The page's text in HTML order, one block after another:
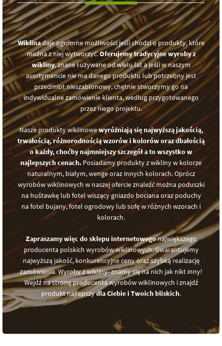
Wiklinadaje ogromne możliwości jeśli chodzi o produkty, które
można z niej wytworzyć.Oferujemy tradycyjne wyroby z
wikliny, znane i używane od wielu lat a jeśli w naszym
asortymencie nie ma danego produktu lub potrzebny jest
przedmiot nieszablonowy, chętnie stworzymy go na
indywidualne zamówienie klienta, według przygotowanego
przez niego projektu.
Nasze produkty wiklinowewyróżniają się najwyższą jakością,
trwałością, różnorodnością wzorów i kolorów oraz dbałością
o każdy, choćby najmniejszy szczegół a to wszystko w
najlepszych cenach. Posiadamy produkty z wikliny w kolorze
naturalnym, białym, wenge oraz innych kolorach. Oprócz
wyrobów wiklinowych w naszej ofercie znaleźć można poduszki
na huśtawkę lub fotel wiszący gniazdo bociana oraz poduchy
na fotel bujany, fotel ogrodowy lub sofę w różnych wzorach i
kolorach.
Zapraszamy więc do sklepu internetowegonajwiększego
producenta polskich wyrobów wiklinowych. Gwarantujemy
najwyższą jakość, konkurencyjne ceny oraz szybką realizację
zamówienia. Wyroby z wikliny- znamy się na nich jak nikt inny!
Wejdź na stronę producenta wyrobów wiklinowych i znajdź
produkt najlepszydla Ciebie i Twoich bliskich.